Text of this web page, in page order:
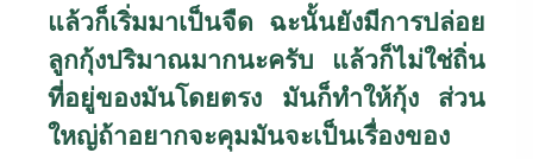
แล้วก็เริ่มมาเป็นจืด ฉะนั้นยังมีการปล่อย
ลูกกุ้งปริมาณมากนะครับ แล้วก็ไม่ใช่ถิ่น
ที่อยู่ของมันโดยตรง มันก็ทำให้กุ้ง ส่วน
ใหญ่ถ้าอยากจะคุมมันจะเป็นเรื่องของ